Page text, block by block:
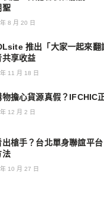
聖
8 月 20 日
推出「大家一起來翻
共享收益
11 月 18 日
物擔心貨源真假？IFCHIC
12 月 2 日
出槍手？台北單身聯誼平
法
10 月 27 日